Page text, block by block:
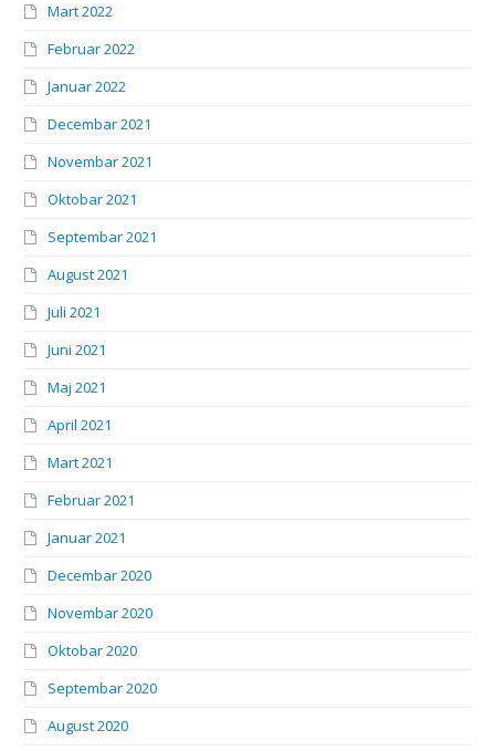
Mart 2022
Februar 2022
Januar 2022
Decembar 2021
Novembar 2021
Oktobar 2021
Septembar 2021
August 2021
Juli 2021
Juni 2021
Maj 2021
April 2021
Mart 2021
Februar 2021
Januar 2021
Decembar 2020
Novembar 2020
Oktobar 2020
Septembar 2020
August 2020